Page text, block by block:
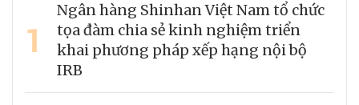
1
Ngân hàng Shinhan Việt Nam tổ chức
tọa đàm chia sẻ kinh nghiệm triển
khai phương pháp xếp hạng nội bộ
IRB